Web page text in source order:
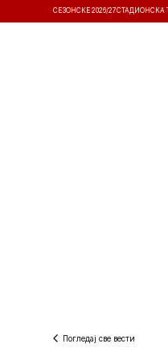
СЕЗОНСКЕ 2026/27СТАДИОНСКА
Погледај све вести